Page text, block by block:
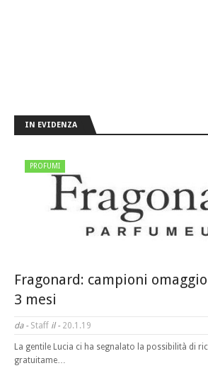
IN EVIDENZA
PROFUMI
Fragonard: campioni
3 mesi
da - Staff il - 20.1.19
La gentile Lucia ci ha segnalato la possibilità di
gratuitame…